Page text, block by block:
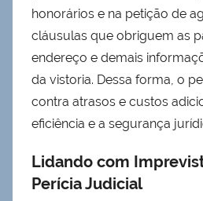
honorários e na petição de
cláusulas que obriguem as
endereço e demais
da vistoria. Dessa forma, o
contra atrasos e custos
eficiência e a segurança
Lidando com
Perícia Judicial